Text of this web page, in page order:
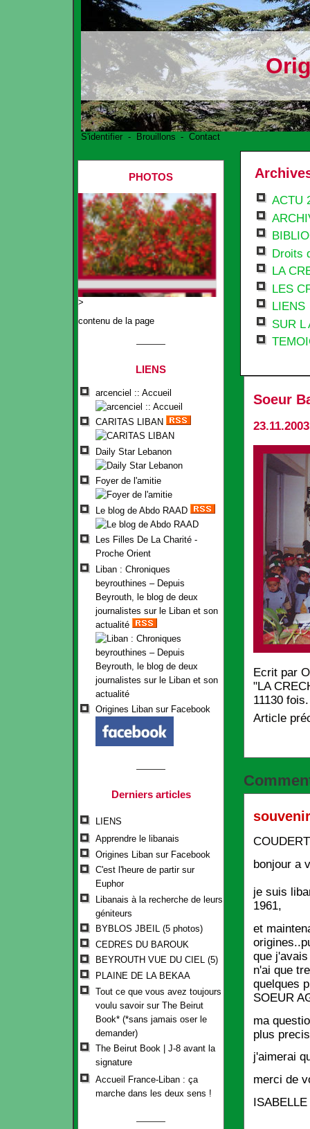
S'identifier - Brouillons - Contact
PHOTOS
>
contenu de la page
LIENS
arcenciel :: Accueil
CARITAS LIBAN
Daily Star Lebanon
Foyer de l'amitie
Le blog de Abdo RAAD
Les Filles De La Charité -
Proche Orient
Liban : Chroniques
beyrouthines – Depuis
Beyrouth, le blog de deux
journalistes sur le Liban et son
actualité
Origines Liban sur Facebook
Derniers articles
LIENS
Apprendre le libanais
Origines Liban sur Facebook
C'est l'heure de partir sur
Euphor
Libanais à la recherche de leurs
géniteurs
BYBLOS JBEIL (5 photos)
CEDRES DU BAROUK
BEYROUTH VUE DU CIEL (5)
PLAINE DE LA BEKAA
Tout ce que vous avez toujours
voulu savoir sur The Beirut
Book* (*sans jamais oser le
demander)
The Beirut Book | J-8 avant la
signature
Accueil France-Liban : ça
marche dans les deux sens !
ACTU
Droits
LA
LES
LIENS
SUR L
Soeur
23.11.2003
Ecrit par
"LA
11130
Article
souvenir
bonjour a
je suis
1961,
et
que
n'ai que
quelques
SOEUR
ma
plus
j'aimerai
merci de